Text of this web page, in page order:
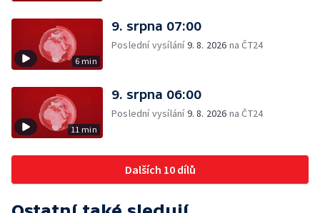
6 min
9. srpna 07:00
Poslední vysílání9. 8. 2026 na ČT24
11 min
9. srpna 06:00
Poslední vysílání9. 8. 2026 na ČT24
Dalších 10 dílů